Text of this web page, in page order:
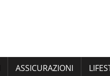
ASSICURAZIONI